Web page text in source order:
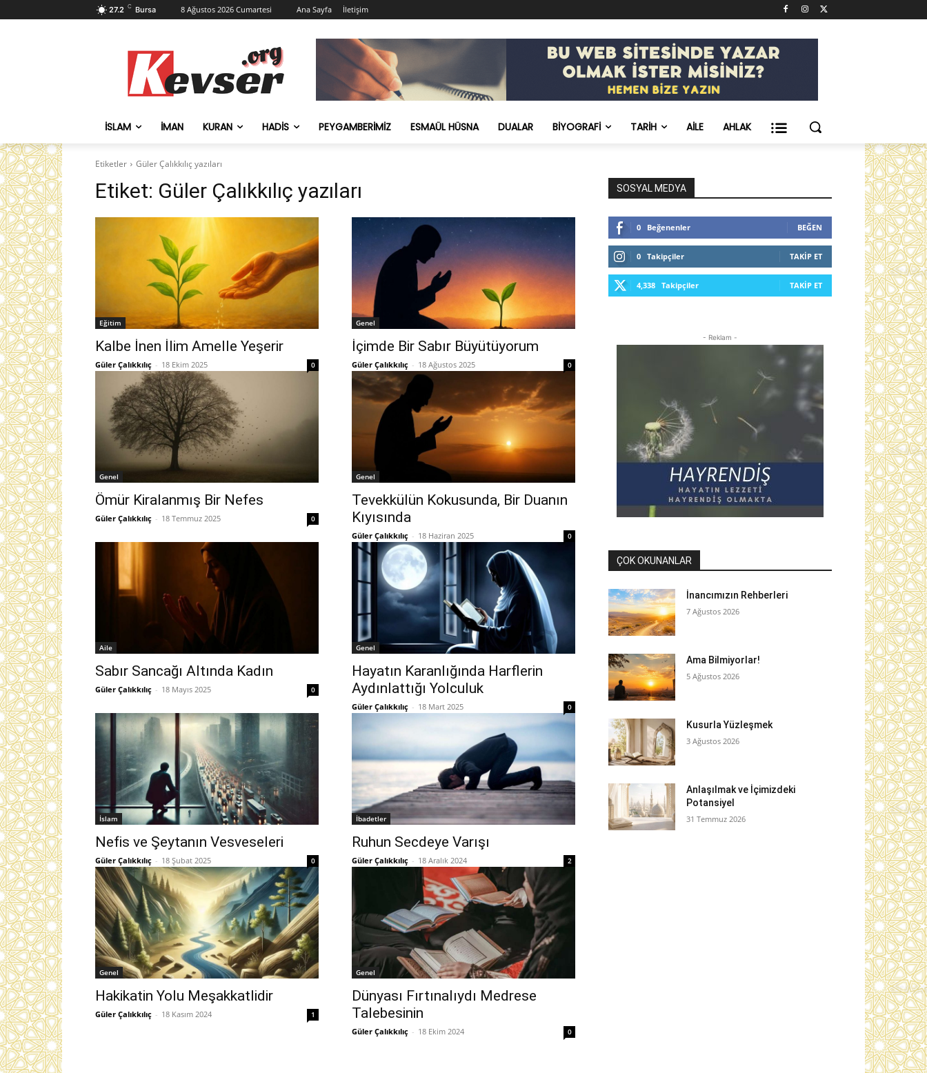
27.2 C Bursa 8 Ağustos 2026 Cumartesi Ana Sayfa İletişim
İSLAM İMAN KURAN HADIS PEYGAMBERIMIZ ESMAÜL HÜSNA DUALAR BIYOGRAFI TARIH AILE AHLAK
Etiketler Güler Çalıkkılıç yazıları
Etiket: Güler Çalıkkılıç yazıları
Eğitim
Kalbe İnen İlim Amelle Yeşerir
Güler Çalıkkılıç - 18 Ekim 2025 0
Genel
İçimde Bir Sabır Büyütüyorum
Güler Çalıkkılıç - 18 Ağustos 2025 0
Genel
Ömür Kiralanmış Bir Nefes
Güler Çalıkkılıç - 18 Temmuz 2025 0
Genel
Tevekkülün Kokusunda, Bir Duanın
Kıyısında
Güler Çalıkkılıç - 18 Haziran 2025 0
Aile
Sabır Sancağı Altında Kadın
Güler Çalıkkılıç - 18 Mayıs 2025 0
Genel
Hayatın Karanlığında Harflerin
Aydınlattığı Yolculuk
Güler Çalıkkılıç - 18 Mart 2025 0
İslam
Nefis ve Şeytanın Vesveseleri
Güler Çalıkkılıç - 18 Şubat 2025 0
İbadetler
Ruhun Secdeye Varışı
Güler Çalıkkılıç - 18 Aralık 2024 2
Genel
Hakikatin Yolu Meşakkatlidir
Güler Çalıkkılıç - 18 Kasım 2024 1
Genel
Dünyası Fırtınalıydı Medrese
Talebesinin
Güler Çalıkkılıç - 18 Ekim 2024 0
SOSYAL MEDYA
0 Beğenenler BEĞEN
0 Takipçiler TAKIP ET
4,338 Takipçiler TAKIP ET
- Reklam -
ÇOK OKUNANLAR
İnancımızın Rehberleri
7 Ağustos 2026
Ama Bilmiyorlar!
5 Ağustos 2026
Kusurla Yüzleşmek
3 Ağustos 2026
Anlaşılmak ve İçimizdeki
Potansiyel
31 Temmuz 2026